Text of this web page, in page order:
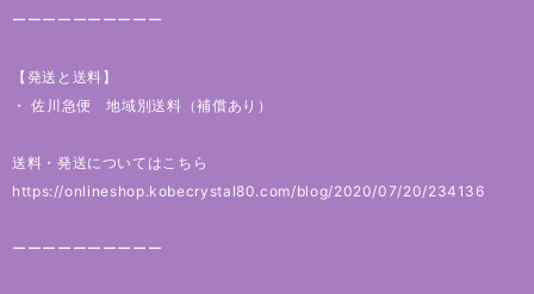
ーーーーーーーーーー
【発送と送料】
・ 佐川急便 地域別送料（補償あり）
送料・発送についてはこちら
https://onlineshop.kobecrystal80.com/blog/2020/07/20/234136
ーーーーーーーーーー